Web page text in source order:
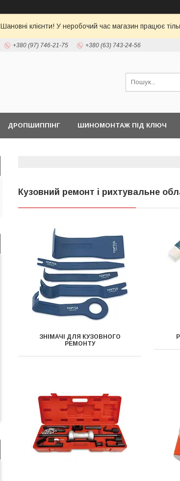
Шановні клієнти! У неробочий час магазин працює
+380 (97) 746-21-75 +380 (63) 743-24-56
ДРОПШИППІНГ ШИНОМОНТАЖ ПІД КЛЮЧ
Кузовний ремонт і рихтувальне
ЗНІМАЧІ ДЛЯ КУЗОВНОГО
РЕМОНТУ